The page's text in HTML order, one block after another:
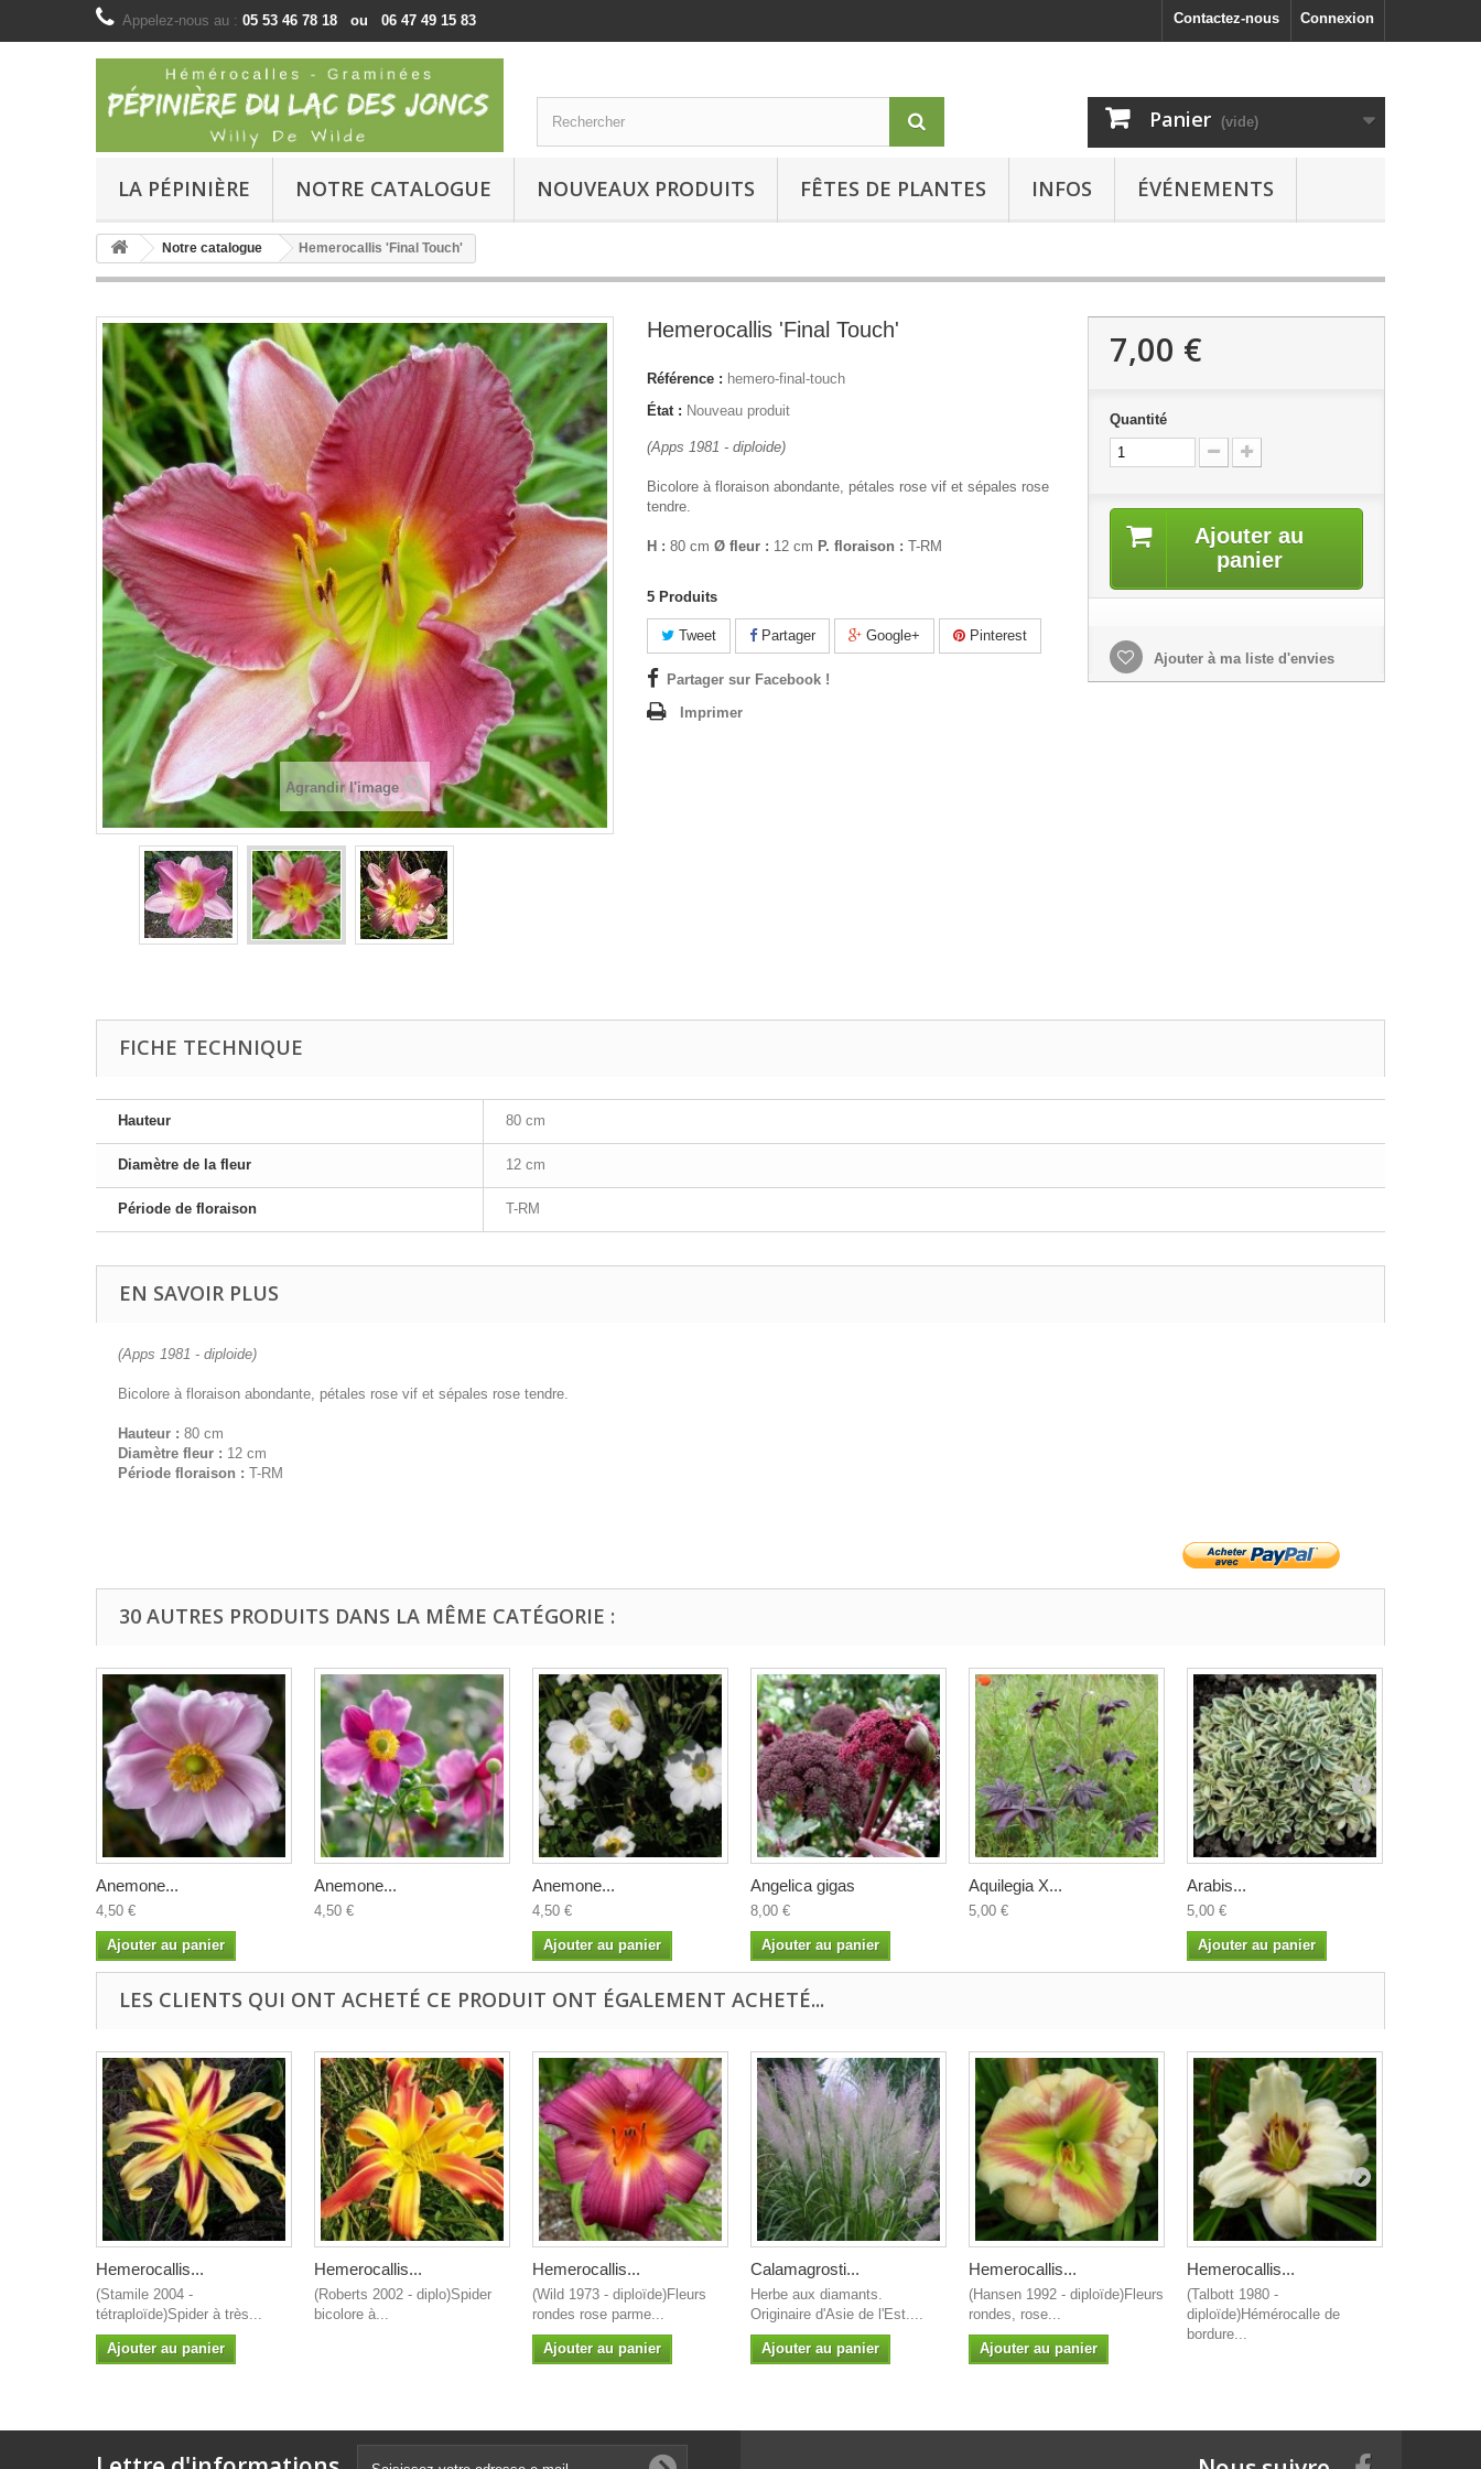
Connexion
Contactez-nous
Appelez-nous au : 05 53 46 78 18 ou 06 47 49 15 83
Panier (vide)
LA PÉPINIÈRE NOTRE CATALOGUE NOUVEAUX PRODUITS FÊTES DE PLANTES INFOS ÉVÉNEMENTS
Notre catalogue Hemerocallis 'Final Touch'
Agrandir l'image
Hemerocallis 'Final Touch'
Référence : hemero-final-touch
État : Nouveau produit
(Apps 1981 - diploide)
Bicolore à floraison abondante, pétales rose vif et sépales rose
tendre.
H : 80 cm Ø fleur : 12 cm P. floraison : T-RM
5 Produits
Tweet Partager Google+ Pinterest
Partager sur Facebook !
Imprimer
7,00 €
Quantité
Ajouter au
panier
Ajouter à ma liste d'envies
FICHE TECHNIQUE
Hauteur 80 cm
Diamètre de la fleur 12 cm
Période de floraison T-RM
EN SAVOIR PLUS
(Apps 1981 - diploide)
Bicolore à floraison abondante, pétales rose vif et sépales rose tendre.
Hauteur : 80 cm
Diamètre fleur : 12 cm
Période floraison : T-RM
30 AUTRES PRODUITS DANS LA MÊME CATÉGORIE :
Anemone...
4,50 €
Ajouter au panier
Anemone...
4,50 €
Anemone...
4,50 €
Ajouter au panier
Angelica gigas
8,00 €
Ajouter au panier
Aquilegia X...
5,00 €
Arabis...
5,00 €
Ajouter au panier
LES CLIENTS QUI ONT ACHETÉ CE PRODUIT ONT ÉGALEMENT ACHETÉ...
Hemerocallis...
(Stamile 2004 -
tétraploïde)Spider à très...
Ajouter au panier
Hemerocallis...
(Roberts 2002 - diplo)Spider
bicolore à...
Hemerocallis...
(Wild 1973 - diploïde)Fleurs
rondes rose parme...
Ajouter au panier
Calamagrosti...
Herbe aux diamants.
Originaire d'Asie de l'Est....
Ajouter au panier
Hemerocallis...
(Hansen 1992 - diploïde)Fleurs
rondes, rose...
Ajouter au panier
Hemerocallis...
(Talbott 1980 -
diploïde)Hémérocalle de
bordure...